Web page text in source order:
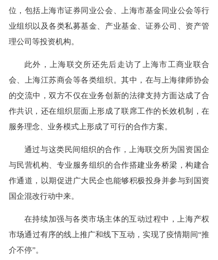
位，包括上海市证券同业公会、上海市基金同业公会等行
业组织以及各类私募基金、产业基金、证券公司、资产管
理公司等投资机构。
此外，上海联交所还先后走访了上海市工商业联合
会、上海江苏商会等各类组织。其中，在与上海律师协会
的交流中，双方不仅在业务创新的法律支持方面达成了合
作共识，还在组织层面上形成了联席工作的长效机制，在
服务理念、业务模式上形成了可行的合作方案。
通过与这类民间组织的合作，上海联交所为国资国企
与民营机构、专业服务组织的合作搭建业务桥梁，构建合
作通道，以期促进广大民企也能够积极投身并参与到国资
国企混改行动中来。
在持续加强与各类市场主体的互动过程中，上海产权
市场通过有序的线上推广和线下互动，实现了疫情期间“推
介不停”。